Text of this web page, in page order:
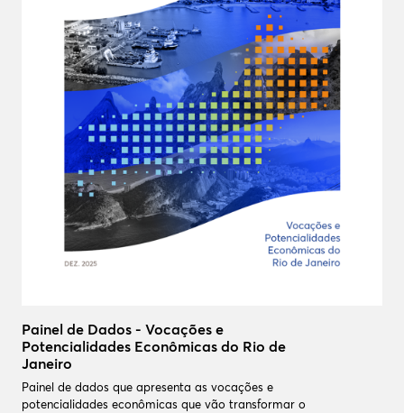
Painel de Dados - Vocações e
Potencialidades Econômicas do Rio de
Janeiro
Painel de dados que apresenta as vocações e
potencialidades econômicas que vão transformar o